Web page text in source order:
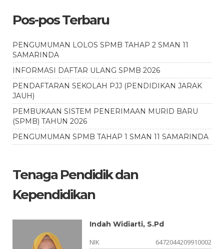
Pos-pos Terbaru
PENGUMUMAN LOLOS SPMB TAHAP 2 SMAN 11
SAMARINDA
INFORMASI DAFTAR ULANG SPMB 2026
PENDAFTARAN SEKOLAH PJJ (PENDIDIKAN JARAK
JAUH)
PEMBUKAAN SISTEM PENERIMAAN MURID BARU
(SPMB) TAHUN 2026
PENGUMUMAN SPMB TAHAP 1 SMAN 11 SAMARINDA
Tenaga Pendidik dan
Kependidikan
Indah Widiarti, S.Pd
NIK
6472044209910002